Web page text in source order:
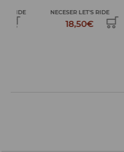
NECESER LET'S RIDE
18,50€